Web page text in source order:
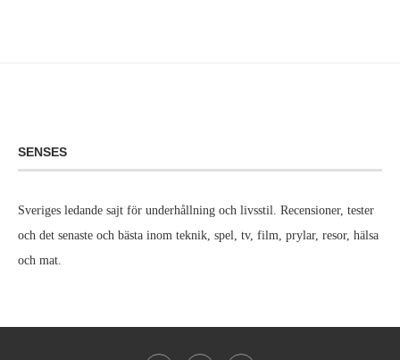
SENSES
Sveriges ledande sajt för underhållning och livsstil. Recensioner, tester
och det senaste och bästa inom teknik, spel, tv, film, prylar, resor, hälsa
och mat.